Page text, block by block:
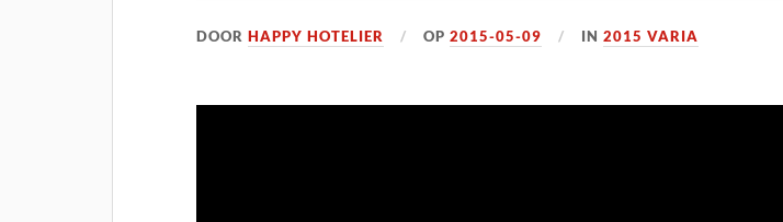
DOORHAPPY HOTELIER OP2015-05-09 IN2015 VARIA